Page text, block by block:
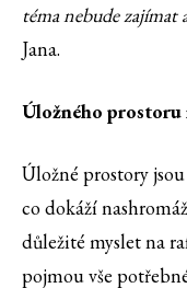
téma nebude zajímat
Jana.
Úložného
Úložné prostory
co dokáží
důležité myslet na
pojmou vše